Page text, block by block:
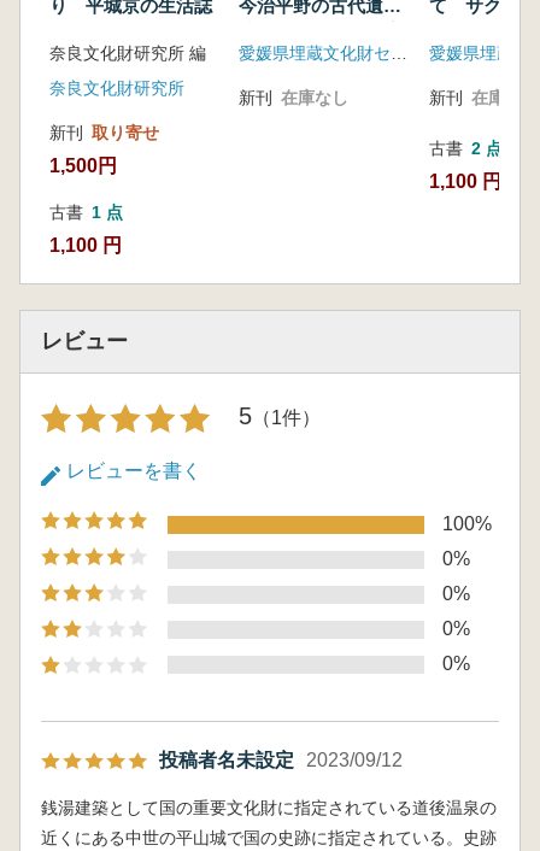
り 平城京の生活誌
奈良文化財研究所 編
奈良文化財研究所
新刊 取り寄せ
1,500円
古書 1 点
1,100 円
今治平野の古代遺
発見への試み
愛媛県埋蔵文化財センター
新刊 在庫なし
て サクセス
模索する
新刊 在庫なし
古書 2 点
1,100 円~
レビュー
5 （1件）
レビューを書く
100%
0%
0%
0%
0%
投稿者名未設定 2023/09/12
銭湯建築として国の重要文化財に指定されている道後温泉の
近くにある中世の平山城で国の史跡に指定されている。史跡